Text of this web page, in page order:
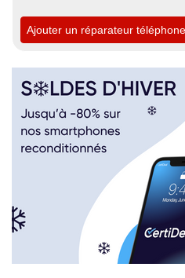
Ajouter un réparateur